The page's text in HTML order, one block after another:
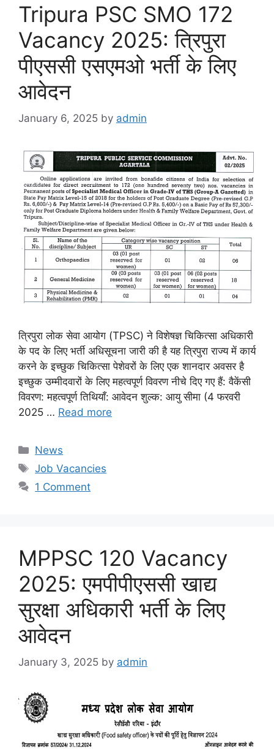
Tripura PSC SMO 172
Vacancy 2025: त्रिपुरा
पीएससी एसएमओ भर्ती के लिए
आवेदन
January 6, 2025 by admin
त्रिपुरा लोक सेवा आयोग (TPSC) ने विशेषज्ञ चिकित्सा अधिकारी
के पद के लिए भर्ती अधिसूचना जारी की है यह त्रिपुरा राज्य में कार्य
करने के इच्छुक चिकित्सा पेशेवरों के लिए एक शानदार अवसर है
इच्छुक उम्मीदवारों के लिए महत्वपूर्ण विवरण नीचे दिए गए हैं: वैकेंसी
विवरण: महत्वपूर्ण तिथियाँ: आवेदन शुल्क: आयु सीमा (4 फरवरी
2025 … Read more
Categories
News
Tags
Job Vacancies
1 Comment
MPPSC 120 Vacancy
2025: एमपीपीएससी खाद्य
सुरक्षा अधिकारी भर्ती के लिए
आवेदन
January 3, 2025 by admin